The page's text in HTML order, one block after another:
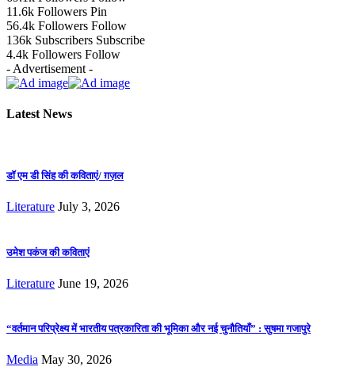
11.6k Followers Pin
56.4k Followers Follow
136k Subscribers Subscribe
4.4k Followers Follow
- Advertisement -
Latest News
डॉ एम डी सिंह की कविताएं/ ग़ज़ल
Literature July 3, 2026
उमेश पकंज की कविताएं
Literature June 19, 2026
“वर्तमान परिप्रेक्ष्य में भारतीय पत्रकारिता की भूमिका और नई चुनौतियाँ” : सुषमा गजापुरे
Media May 30, 2026